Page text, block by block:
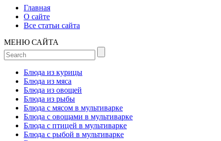
Главная
О сайте
Все статьи сайта
МЕНЮ САЙТА
Блюда из курицы
Блюда из мяса
Блюда из овощей
Блюда из рыбы
Блюда с мясом в мультиварке
Блюда с овощами в мультиварке
Блюда с птицей в мультиварке
Блюда с рыбой в мультиварке